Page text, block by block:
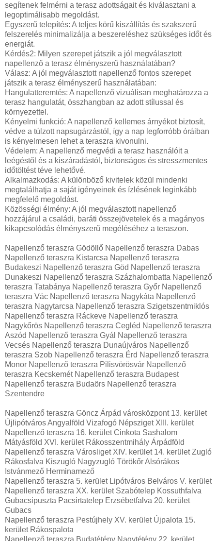
segítenek felmérni a terasz adottságait és kiválasztani a
legoptimálisabb megoldást.
Egyszerű telepítés: A teljes körű kiszállítás és szakszerű
felszerelés minimalizálja a beszereléshez szükséges időt és
energiát.
Kérdés2: Milyen szerepet játszik a jól megválasztott
napellenző a terasz élményszerű használatában?
Válasz: A jól megválasztott napellenző fontos szerepet
játszik a terasz élményszerű használatában:
Hangulatteremtés: A napellenző vizuálisan meghatározza a
terasz hangulatát, összhangban az adott stílussal és
környezettel.
Kényelmi funkció: A napellenző kellemes árnyékot biztosít,
védve a túlzott napsugárzástól, így a nap legforróbb óráiban
is kényelmesen lehet a teraszra kivonulni.
Védelem: A napellenző megvédi a terasz használóit a
leégéstől és a kiszáradástól, biztonságos és stresszmentes
időtöltést téve lehetővé.
Alkalmazkodás: A különböző kivitelek közül mindenki
megtalálhatja a saját igényeinek és ízlésének leginkább
megfelelő megoldást.
Közösségi élmény: A jól megválasztott napellenző
hozzájárul a családi, baráti összejövetelek és a magányos
kikapcsolódás élményszerű megéléséhez a teraszon.
Napellenző teraszra Gödöllő Napellenző teraszra Dabas
Napellenző teraszra Kistarcsa Napellenző teraszra
Budakeszi Napellenző teraszra Göd Napellenző teraszra
Dunakeszi Napellenző teraszra Százhalombatta Napellenző
teraszra Tatabánya Napellenző teraszra Győr Napellenző
teraszra Vác Napellenző teraszra Nagykáta Napellenző
teraszra Nagytarcsa Napellenző teraszra Szigetszentmiklós
Napellenző teraszra Ráckeve Napellenző teraszra
Nagykőrös Napellenző teraszra Cegléd Napellenző teraszra
Aszód Napellenző teraszra Gyál Napellenző teraszra
Vecsés Napellenző teraszra Dunaújváros Napellenző
teraszra Szob Napellenző teraszra Érd Napellenző teraszra
Monor Napellenző teraszra Pilisvörösvár Napellenző
teraszra Kecskemét Napellenző teraszra Budapest
Napellenző teraszra Budaörs Napellenző teraszra
Szentendre
Napellenző teraszra Göncz Árpád városközpont 13. kerület
Újlipótváros Angyalföld Vizafogó Népsziget XIII. kerület
Napellenző teraszra 16. kerület Cinkota Sashalom
Mátyásföld XVI. kerület Rákosszentmihály Árpádföld
Napellenző teraszra Városliget XIV. kerület 14. kerület Zugló
Rákosfalva Kiszugló Nagyzugló Törökőr Alsórákos
Istvánmező Herminamező
Napellenző teraszra 5. kerület Lipótváros Belváros V. kerület
Napellenző teraszra XX. kerület Szabótelep Kossuthfalva
Gubacsipuszta Pacsirtatelep Erzsébetfalva 20. kerület
Gubacs
Napellenző teraszra Pestújhely XV. kerület Újpalota 15.
kerület Rákospalota
Napellenző teraszra Budatétény Nagytétény 22. kerület